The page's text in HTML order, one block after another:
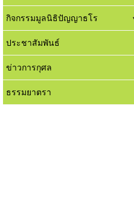
กิจกรรมมูลนิธิปัญญาธโร
ประชาสัมพันธ์
ข่าวการกุศล
ธรรมยาตรา